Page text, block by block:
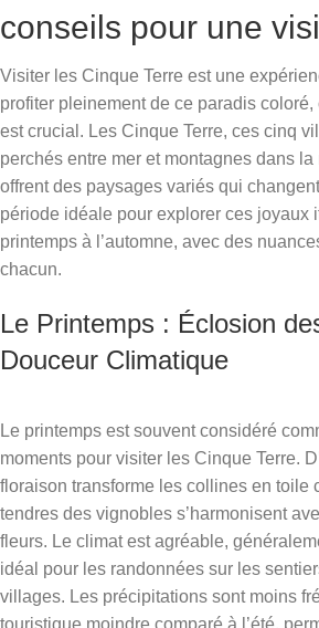
conseils pour une
Visiter les Cinque Terre est une
profiter pleinement de ce paradis
est crucial. Les Cinque Terre, ces cinq
perchés entre mer et montagnes dans
offrent des paysages variés qui
période idéale pour explorer ces joyaux
printemps à l’automne, avec des
chacun.
Le Printemps : Éclosion
Douceur Climatique
Le printemps est souvent considéré
moments pour visiter les Cinque Terre.
floraison transforme les collines en toile
tendres des vignobles s’harmonisent
fleurs. Le climat est agréable,
idéal pour les randonnées sur les
villages. Les précipitations sont moins
touristique moindre comparé à l’été,